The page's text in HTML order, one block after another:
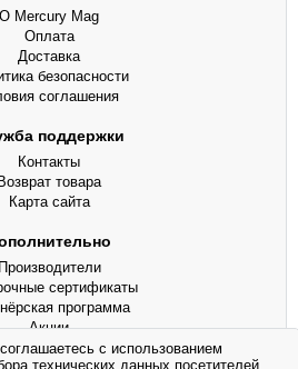
О Mercury Mag
Оплата
Доставка
безопасности
соглашения
поддержки
Контакты
Возврат товара
Карта сайта
Производители
сертификаты
программа
Акции
с использованием
технических данных посетителей